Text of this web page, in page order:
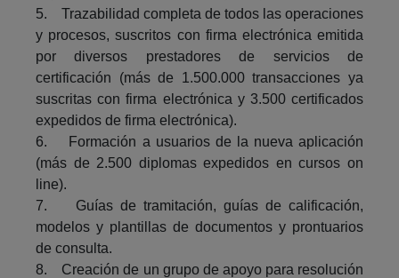
5. Trazabilidad completa de todos las operaciones
y procesos, suscritos con firma electrónica emitida
por diversos prestadores de servicios de
certificación (más de 1.500.000 transacciones ya
suscritas con firma electrónica y 3.500 certificados
expedidos de firma electrónica).
6. Formación a usuarios de la nueva aplicación
(más de 2.500 diplomas expedidos en cursos on
line).
7. Guías de tramitación, guías de calificación,
modelos y plantillas de documentos y prontuarios
de consulta.
8. Creación de un grupo de apoyo para resolución